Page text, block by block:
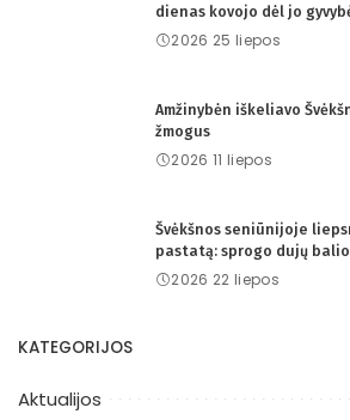
dienas kovojo dėl jo
2026 25 liepos
Amžinybėn iškeliavo
žmogus
2026 11 liepos
Švėkšnos seniūnijoje
pastatą: sprogo dujų
2026 22 liepos
KATEGORIJOS
Aktualijos